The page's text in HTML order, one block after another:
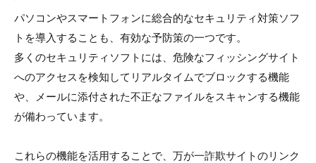
パソコンやスマートフォンに総合的なセキュリティ対策ソフ
トを導入することも、有効な予防策の一つです。
多くのセキュリティソフトには、危険なフィッシングサイト
へのアクセスを検知してリアルタイムでブロックする機能
や、メールに添付された不正なファイルをスキャンする機能
が備わっています。
これらの機能を活用することで、万が一詐欺サイトのリンク